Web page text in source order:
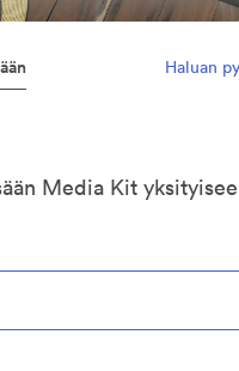
Haluan
Media Kit